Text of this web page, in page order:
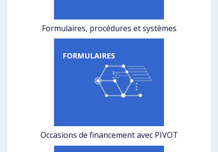
Formulaires, procédures et systèmes
Occasions de financement avec PIVOT